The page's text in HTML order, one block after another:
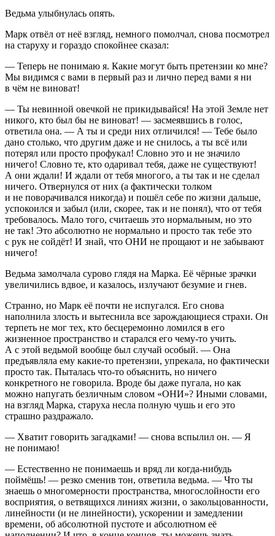
Ведьма улыбнулась опять.
Марк отвёл от неё взгляд, немного помолчал, снова посмотрел
на старуху и гораздо спокойнее сказал:
— Теперь не понимаю я. Какие могут быть претензии ко мне?
Мы видимся с вами в первый раз и лично перед вами я ни
в чём не виноват!
— Ты невинной овечкой не прикидывайся! На этой Земле нет
никого, кто был бы не виноват! — засмеявшись в голос,
ответила она. — А ты и среди них отличился! — Тебе было
дано столько, что другим даже и не снилось, а ты всё или
потерял или просто профукал! Словно это и не значило
ничего! Словно те, кто одаривал тебя, даже не существуют!
А они ждали! И ждали от тебя многого, а ты так и не сделал
ничего. Отвернулся от них (а фактически толком
и не поворачивался никогда) и пошёл себе по жизни дальше,
успокоился и забыл (или, скорее, так и не понял), что от тебя
требовалось. Мало того, считаешь это нормальным, но это
не так! Это абсолютно не нормально и просто так тебе это
с рук не сойдёт! И знай, что ОНИ не прощают и не забывают
ничего!
Ведьма замолчала сурово глядя на Марка. Её чёрные зрачки
увеличились вдвое, и казалось, излучают безумие и гнев.
Странно, но Марк её почти не испугался. Его снова
наполнила злость и вытеснила все зарождающиеся страхи. Он
терпеть не мог тех, кто бесцеремонно ломился в его
жизненное пространство и старался его чему-то учить.
А с этой ведьмой вообще был случай особый. — Она
предъявляла ему какие-то претензии, упрекала, но фактически
просто так. Пыталась что-то объяснить, но ничего
конкретного не говорила. Вроде бы даже пугала, но как
можно напугать безличным словом «ОНИ»? Иными словами,
на взгляд Марка, старуха несла полную чушь и его это
страшно раздражало.
— Хватит говорить загадками! — снова вспылил он. — Я
не понимаю!
— Естественно не понимаешь и вряд ли когда-нибудь
поймёшь! — резко сменив тон, ответила ведьма. — Что ты
знаешь о многомерности пространства, многослойности его
восприятия, о ветвящихся линиях жизни, о закольцованности,
линейности (и не линейности), ускорении и замедлении
времени, об абсолютной пустоте и абсолютном её